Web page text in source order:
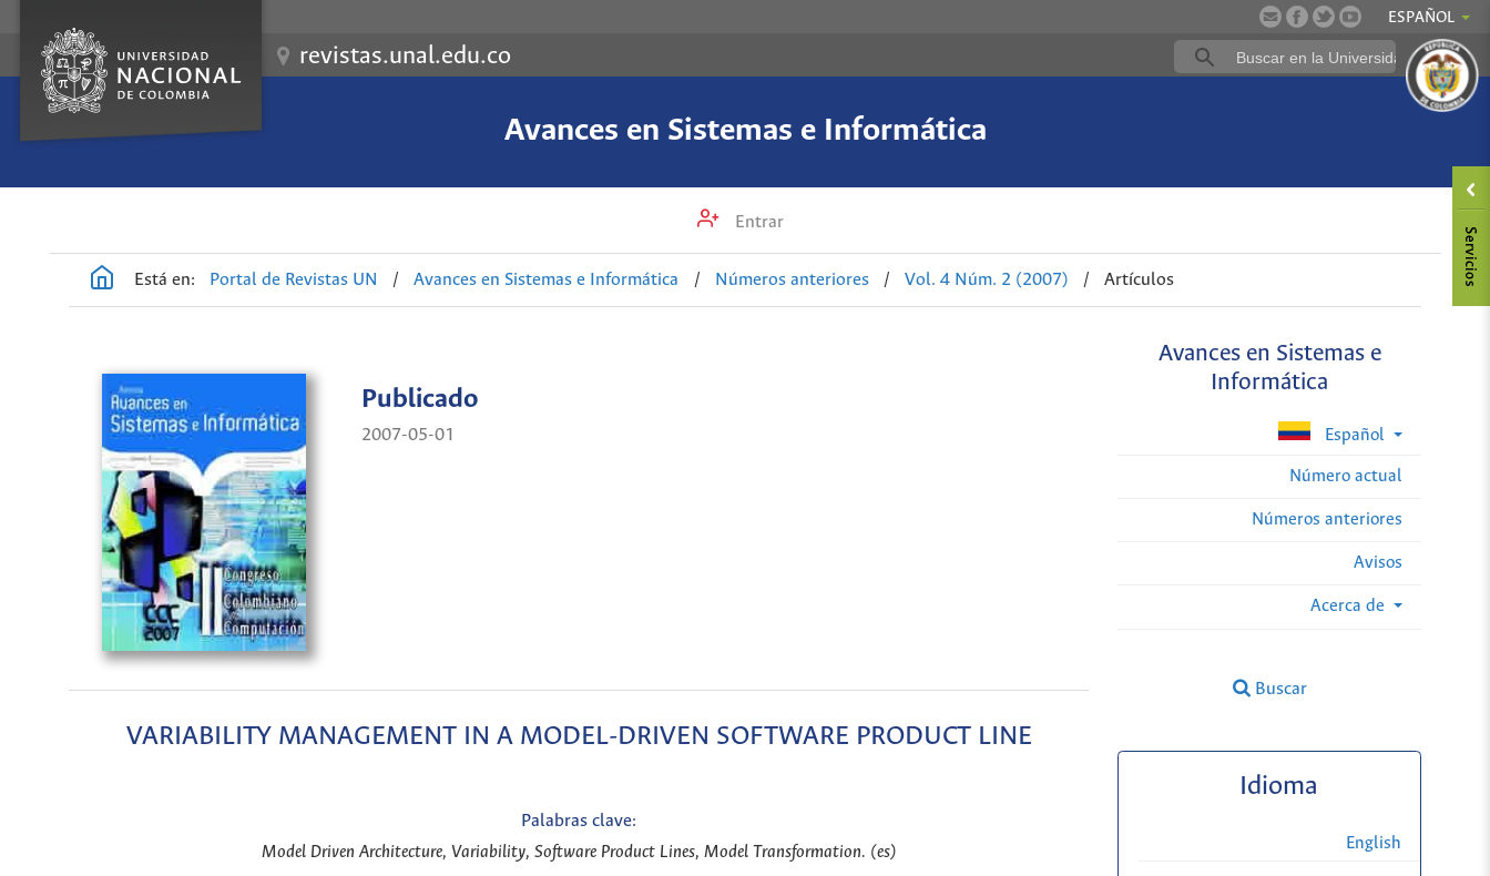
ESPAÑOL
revistas.unal.edu.co
Avances en Sistemas e Informática
Entrar
Está en: Portal de Revistas UN / Avances en Sistemas e Informática / Números anteriores / Vol. 4 Núm. 2 (2007) / Artículos
Avances en Sistemas e
Informática
Español
Número actual
Números anteriores
Avisos
Acerca de
Buscar
Publicado
2007-05-01
VARIABILITY MANAGEMENT IN A MODEL-DRIVEN SOFTWARE PRODUCT LINE
Palabras clave:
Model Driven Architecture, Variability, Software Product Lines, Model Transformation. (es)
Idioma
English